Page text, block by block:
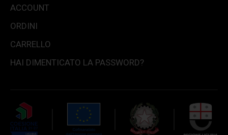
ACCOUNT
ORDINI
CARRELLO
HAI DIMENTICATO LA PASSWORD?